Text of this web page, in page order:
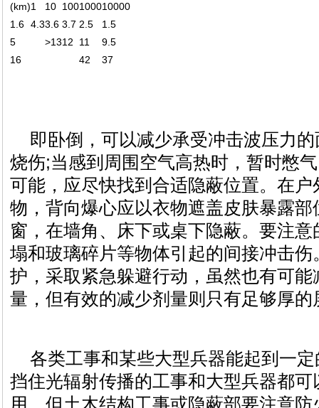
(km)1
10 100100010000
1.6
5
16
4.33.6
>13
3.7
12
2.5
11
42
1.5
9.5
37
即卧倒，可以减少承受冲击波压力
烧伤;当感到周围空气高热时，暂时憋
可能，应尽快找到合适隐蔽位置。在
物，背向爆心应以衣物遮盖皮肤暴露
窗，在墙角、床下或桌下隐蔽。要注
塌和玻璃碎片等物体引起的间接冲击
护，采取紧急躲避行动，虽然也有可
量，但有效的减少剂量则只有足够厚
各类工事和某些大型兵器能起到一
挡住光辐射传播的工事和大型兵器都
用，但土木结构工事或隐蔽部要注意